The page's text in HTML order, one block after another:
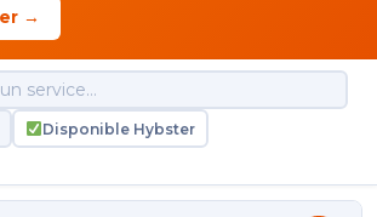
→
Disponible Hybster